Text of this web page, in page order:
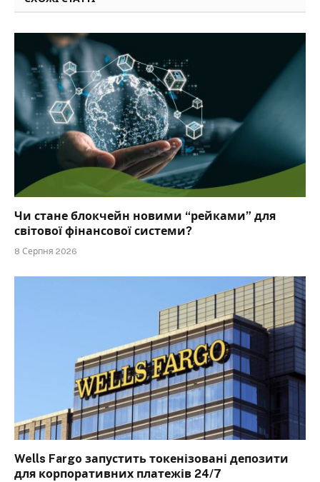
Чи стане блокчейн новими “рейками” для
світової фінансової системи?
8 Серпня 2026
Wells Fargo запустить токенізовані депозити
для корпоративних платежів 24/7